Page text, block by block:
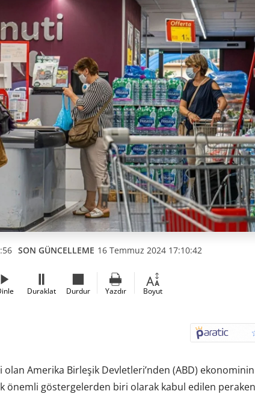
SON GÜNCELLEME 16 Temmuz 2024 17:10:42
Duraklat Durdur Yazdır Boyut
Amerika Birleşik Devletleri’nden (ABD) ekonominin
önemli göstergelerden biri olarak kabul edilen